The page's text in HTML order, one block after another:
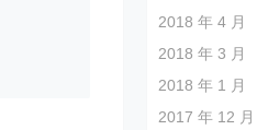
2018 年 4 月
2018 年 3 月
2018 年 1 月
2017 年 12 月